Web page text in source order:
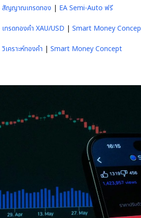
สัญญาณเทรดทอง | EA Semi-Auto ฟรี
เทรดทองคำ XAU/USD | Smart Money
วิเคราะห์ทองคำ | Smart Money Concept